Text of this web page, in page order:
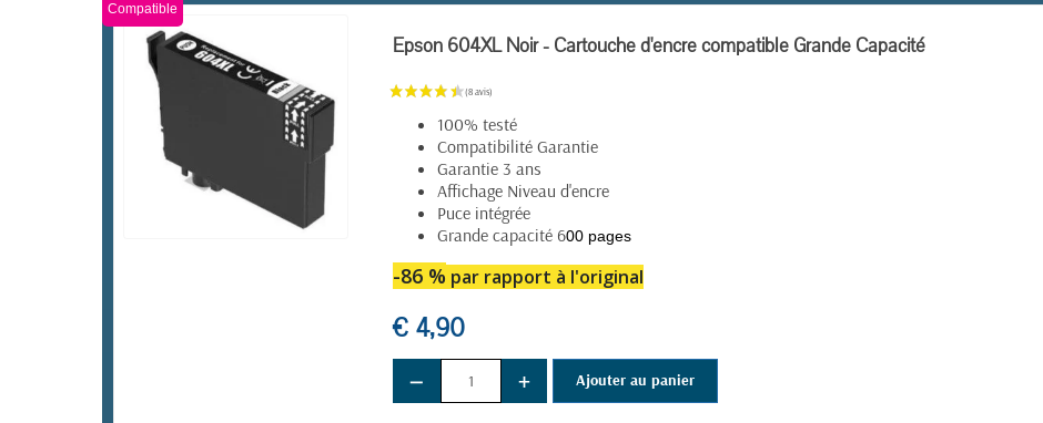
(76 avis)
Compatible
Epson 604XL Noir - Cartouche d'encre compatible Grande Capacité
100% testé
Compatibilité Garantie
Garantie 3 ans
Affichage Niveau d'encre
Puce intégrée
Grande capacité 600 pages
-86 % par rapport à l'original
€ 4,90
− + Ajouter au panier